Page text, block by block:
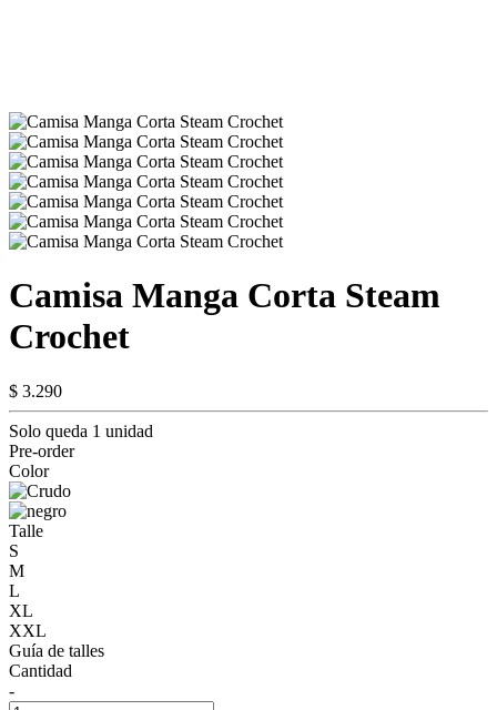
Camisa Manga Corta Steam
Crochet
$ 3.290
Solo queda 1 unidad
Pre-order
Color
Talle
S
M
L
XL
XXL
Guía de talles
Cantidad
-